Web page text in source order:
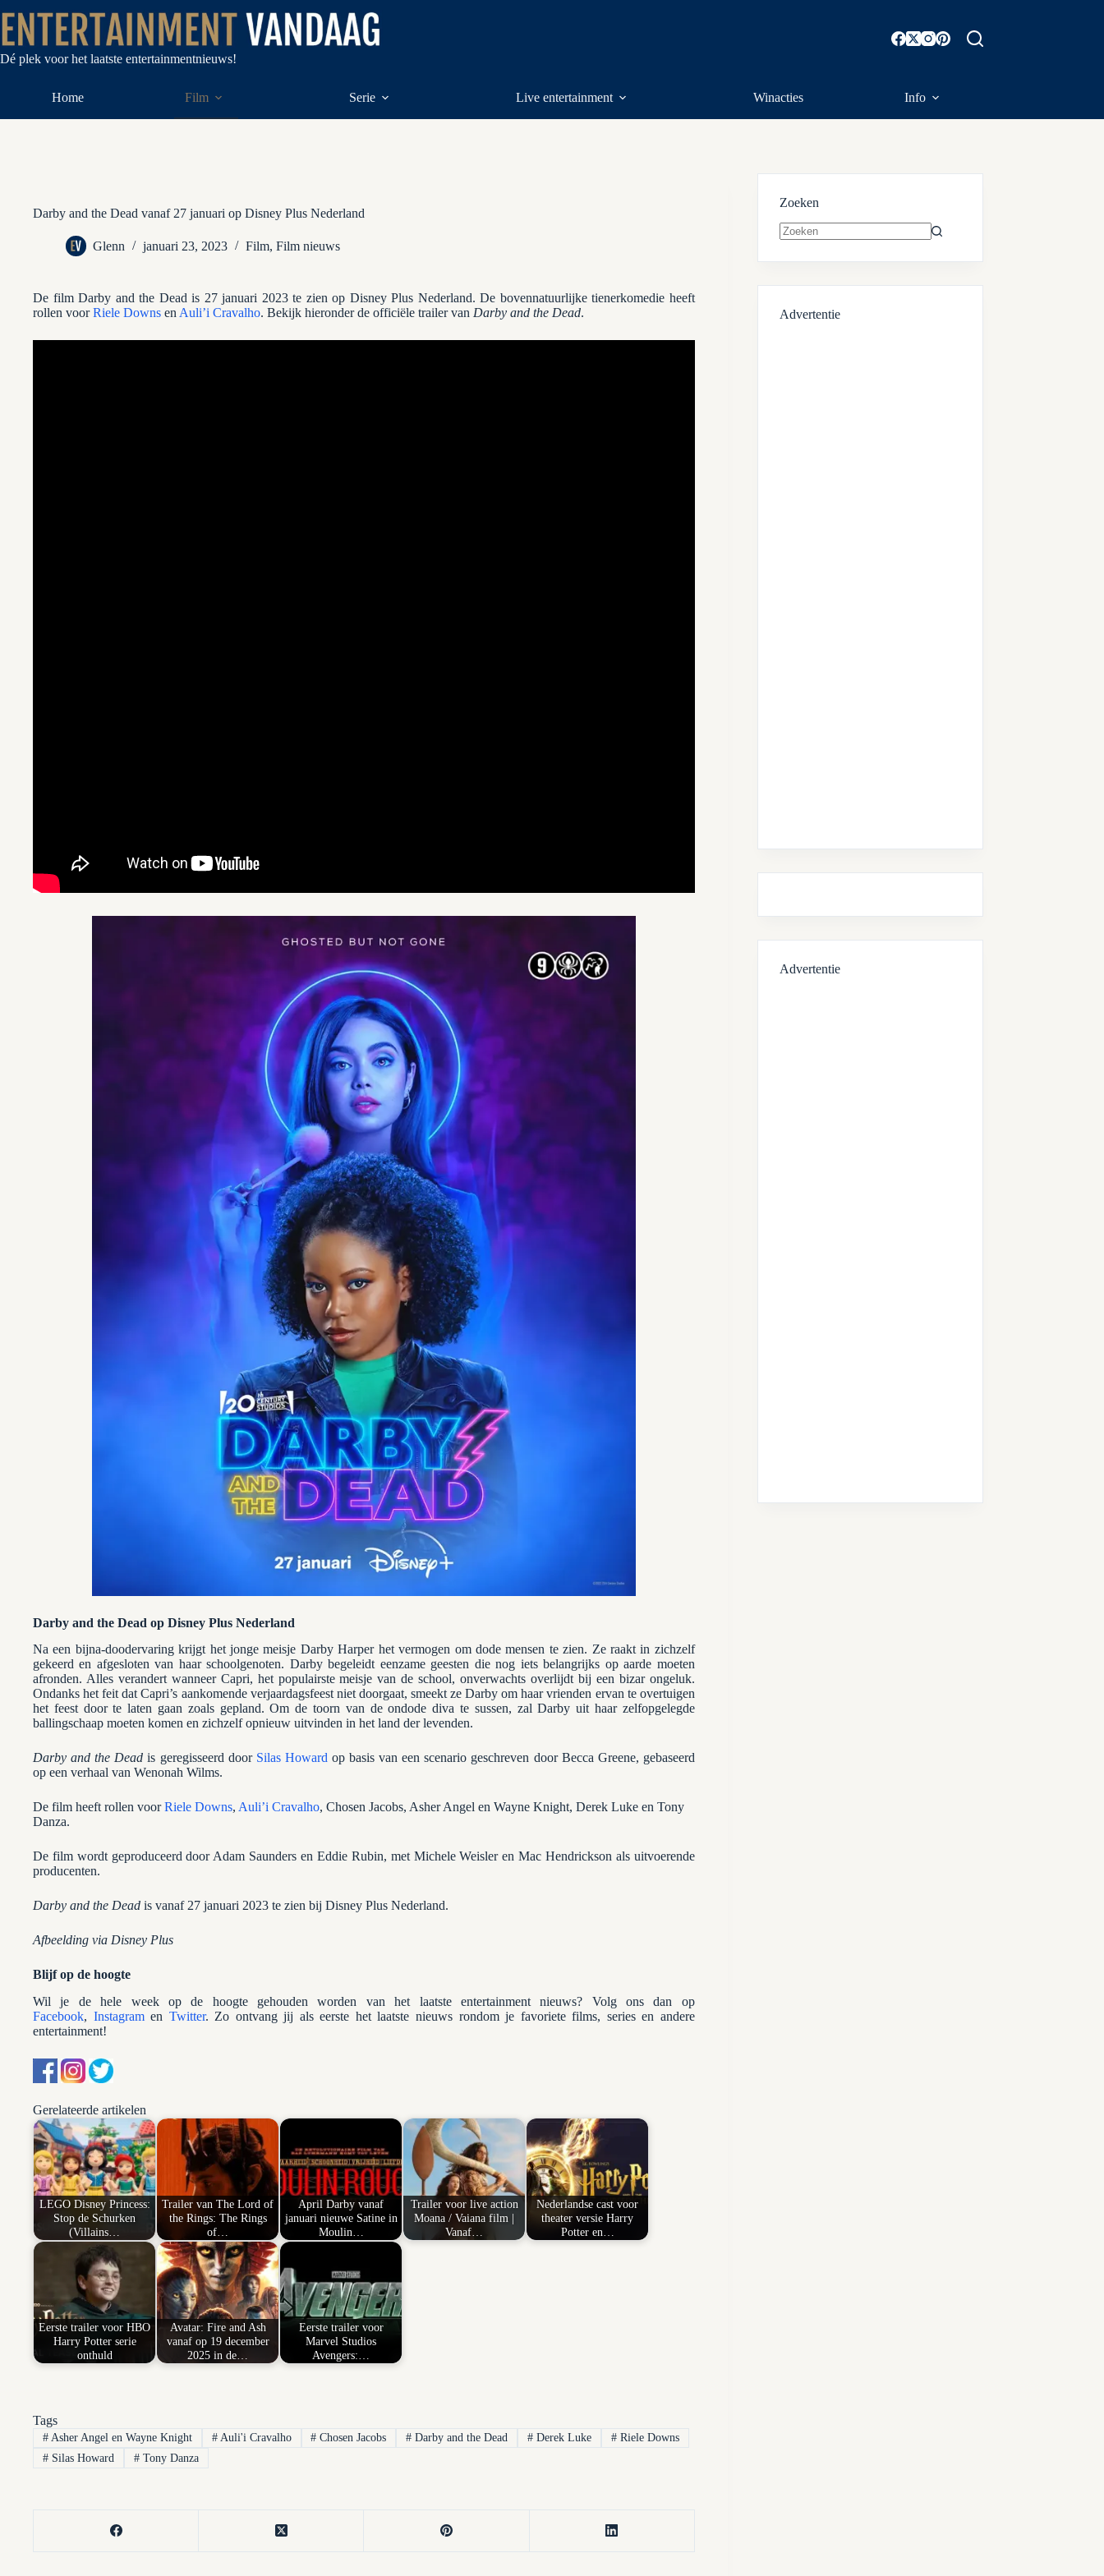
naar
de
inhoud
Dé plek voor het laatste entertainmentnieuws!
Home Film Serie Live entertainment Winacties Info
Darby and the Dead vanaf 27 januari op Disney Plus Nederland
Glenn januari 23, 2023 Film, Film nieuws
De film Darby and the Dead is 27 januari 2023 te zien op Disney Plus Nederland. De bovennatuurlijke tienerkomedie heeft
rollen voorRiele Downs en Auli’i Cravalho. Bekijk hieronder de officiële trailer van Darby and the Dead.
Darby and the Dead op Disney Plus Nederland
Na een bijna-doodervaring krijgt het jonge meisje Darby Harper het vermogen om dode mensen te zien. Ze raakt in zichzelf
gekeerd en afgesloten van haar schoolgenoten. Darby begeleidt eenzame geesten die nog iets belangrijks op aarde moeten
afronden. Alles verandert wanneer Capri, het populairste meisje van de school, onverwachts overlijdt bij een bizar ongeluk.
Ondanks het feit dat Capri’s aankomende verjaardagsfeest niet doorgaat, smeekt ze Darby om haar vrienden ervan te overtuigen
het feest door te laten gaan zoals gepland. Om de toorn van de ondode diva te sussen, zal Darby uit haar zelfopgelegde
ballingschaap moeten komen en zichzelf opnieuw uitvinden in het land der levenden.
Darby and the Dead is geregisseerd door Silas Howard op basis van een scenario geschreven door Becca Greene, gebaseerd
op een verhaal van Wenonah Wilms.
De film heeft rollen voorRiele Downs, Auli’i Cravalho, Chosen Jacobs, Asher Angel en Wayne Knight, Derek Luke en Tony
Danza.
De film wordt geproduceerd door Adam Saunders en Eddie Rubin, met Michele Weisler en Mac Hendrickson als uitvoerende
producenten.
Darby and the Dead is vanaf 27 januari 2023 te zien bij Disney Plus Nederland.
Afbeelding via Disney Plus
Blijf op de hoogte
Wil je de hele week op de hoogte gehouden worden van het laatste entertainment nieuws? Volg ons dan op
Facebook, Instagramen Twitter. Zo ontvang jij als eerste het laatste nieuws rondom je favoriete films, series en andere
entertainment!
Gerelateerde artikelen
LEGO Disney Princess:
Stop de Schurken
(Villains…
Trailer van The Lord of
the Rings: The Rings
of…
April Darby vanaf
januari nieuwe Satine in
Moulin…
Trailer voor live action
Moana / Vaiana film |
Vanaf…
Nederlandse cast voor
theater versie Harry
Potter en…
Eerste trailer voor HBO
Harry Potter serie
onthuld
Avatar: Fire and Ash
vanaf op 19 december
2025 in de…
Eerste trailer voor
Marvel Studios
Avengers:…
Tags
#Asher Angel en Wayne Knight #Auli'i Cravalho # Chosen Jacobs # Darby and the Dead # Derek Luke #Riele Downs
#Silas Howard #Tony Danza
Zoeken
resultaten
Advertentie
Advertentie